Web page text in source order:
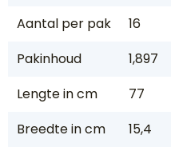
Aantal per pak
16
Pakinhoud
1,897
Lengte in cm
77
Breedte in cm
15,4